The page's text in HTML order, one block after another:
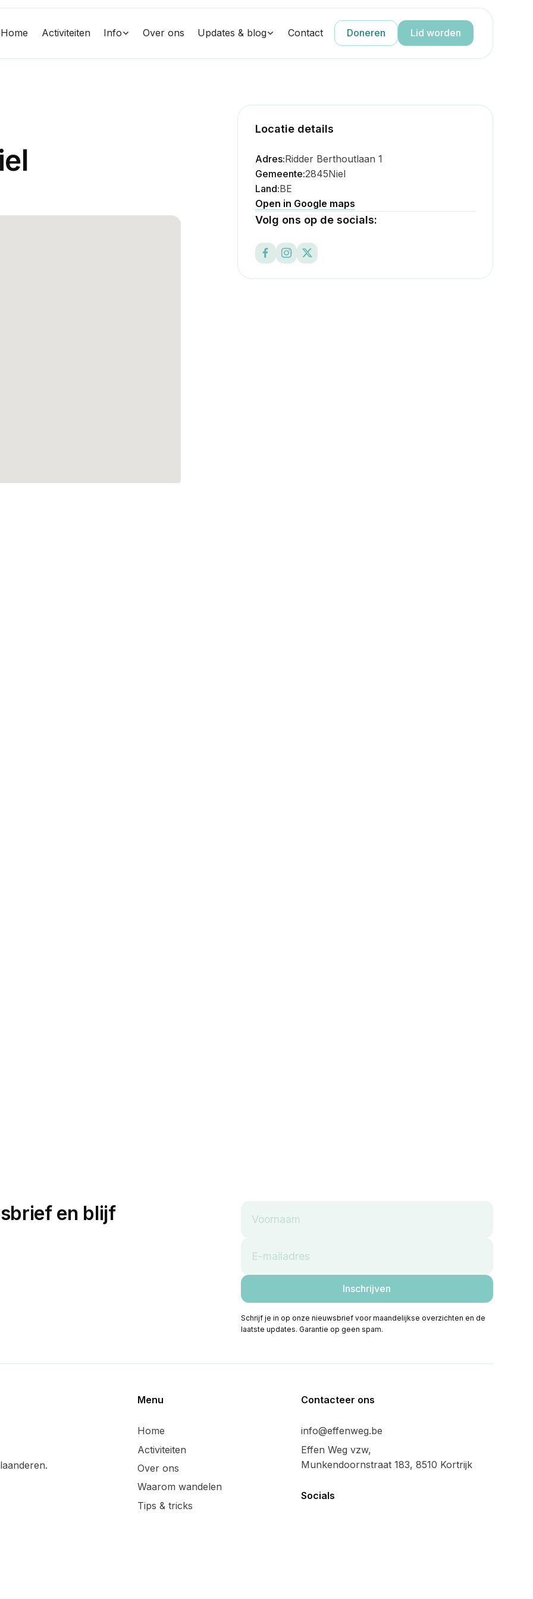
Home Activiteiten Info Over ons Updates & blog Contact Doneren Lid worden
iel
Locatie details
Adres:Ridder Berthoutlaan 1
Gemeente:2845Niel
Land:BE
Open in Google maps
Volg ons op de socials:
en blijf
Schrijf je in op onze nieuwsbrief voor maandelijkse overzichten en de
laatste updates. Garantie op geen spam.
Menu
Home
Activiteiten
Over ons
Waarom wandelen
Tips & tricks
Contacteer ons
info@effenweg.be
Effen Weg vzw,
Munkendoornstraat 183, 8510 Kortrijk
Socials